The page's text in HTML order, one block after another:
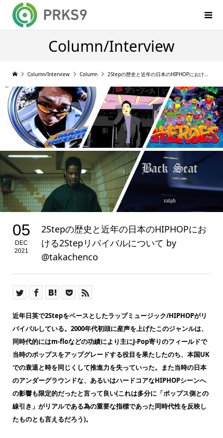
Column/Interview
Column/Interview Column 2Stepの歴史と近年の日本のHIPHOPにおける2Stepリバイバルについて by @takachenco
05
DEC
2021
2Stepの歴史と近年の日本のHIPHOPにお
ける2Stepリバイバルについて by
@takachenco
近年日英で2Stepをベースとしたラップミュージック/HIPHOPがリ
バイバルしている。2000年代初頭に産声を上げたこのジャンルは、
同時代的にはm-floなどの功績により主にJ-Pop寄りのフィールドで
当時のポップスをアップグレードする役目を果たしたのち、本国UK
での衰退と時を同じくして推進力を失っていった。また当時の日本
のアンダーグラウンドな、あるいはハードコアなHIPHOPシーンへ
の影響も限定的だったと言って良い(これは多分に「ポップス側との
線引き」がリアルである為の重要な指標であった同時代性を反映し
たものとも言えるだろう)。